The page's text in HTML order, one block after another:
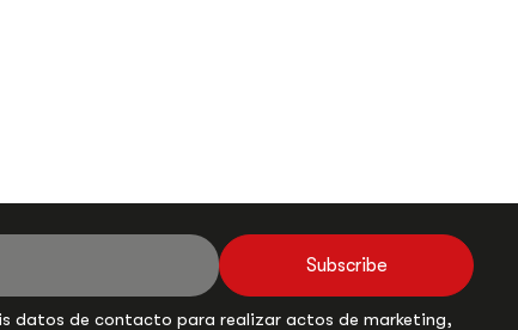
Subscribe
datos de contacto para realizar actos de marketing,